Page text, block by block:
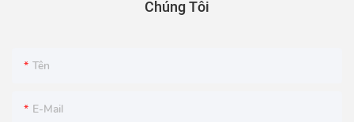
Chúng Tôi
Tên
E-Mail